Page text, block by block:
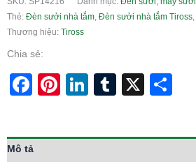
Thẻ: Đèn sưởi nhà tắm Đèn sưởi nhà tắm Tiross
Thương hiệu: Tiross
Chia sẻ:
Facebook
Pinterest
LinkedIn
Tumblr
X
Mô tả